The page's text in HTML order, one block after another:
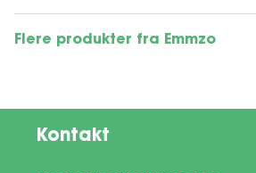
Flere produkter fra Emmzo
Kontakt